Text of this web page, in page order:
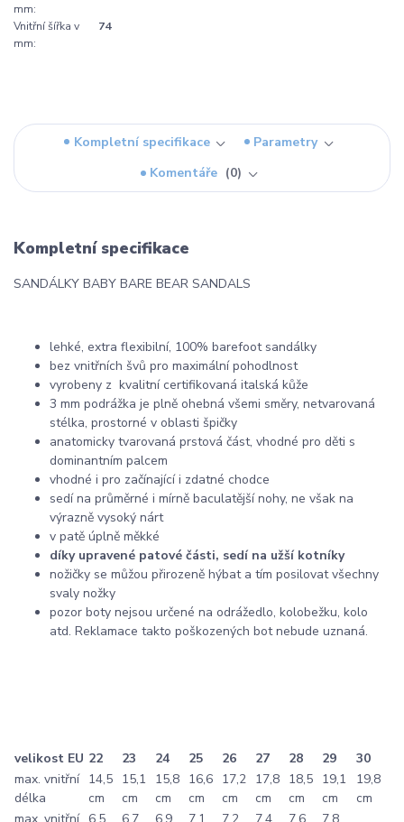
mm:
Vnitřní šířka v
mm:
74
Kompletní specifikace
Parametry
Komentáře
0
Kompletní specifikace
SANDÁLKY BABY BARE BEAR SANDALS
lehké, extra flexibilní, 100% barefoot sandálky
bez vnitřních švů pro maximální pohodlnost
vyrobeny z kvalitní certifikovaná italská kůže
3 mm podrážka je plně ohebná všemi směry, netvarovaná
stélka, prostorné v oblasti špičky
anatomicky tvarovaná prstová část, vhodné pro děti s
dominantním palcem
vhodné i pro začínající i zdatné chodce
sedí na průměrné i mírně baculatější nohy, ne však na
výrazně vysoký nárt
v patě úplně měkké
díky upravené patové části, sedí na užší kotníky
nožičky se můžou přirozeně hýbat a tím posilovat všechny
svaly nožky
pozor boty nejsou určené na odrážedlo, kolobežku, kolo
atd. Reklamace takto poškozených bot nebude uznaná.
velikost EU 22 23 24 25 26 27 28 29
30
max. vnitřní
délka
14,5
cm
15,1
cm
15,8
cm
16,6
cm
17,2
cm
17,8
cm
18,5
cm
19,1
cm
19,8
cm